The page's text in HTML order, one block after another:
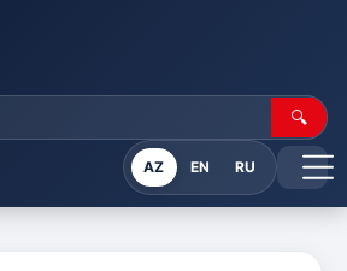
🔍
AZ EN RU